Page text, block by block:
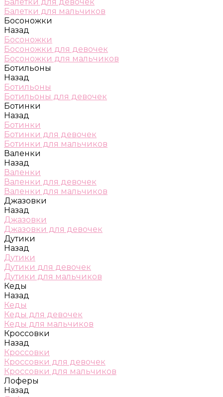
Балетки для мальчиков
Босоножки
Назад
Босоножки
Босоножки для девочек
Босоножки для мальчиков
Ботильоны
Назад
Ботильоны
Ботильоны для девочек
Ботинки
Назад
Ботинки
Ботинки для девочек
Ботинки для мальчиков
Валенки
Назад
Валенки
Валенки для девочек
Валенки для мальчиков
Джазовки
Назад
Джазовки
Джазовки для девочек
Дутики
Назад
Дутики
Дутики для девочек
Дутики для мальчиков
Кеды
Назад
Кеды
Кеды для девочек
Кеды для мальчиков
Кроссовки
Назад
Кроссовки
Кроссовки для девочек
Кроссовки для мальчиков
Лоферы
Назад